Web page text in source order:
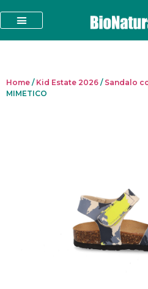
Home / Kid Estate 2026 / Sandalo
MIMETICO